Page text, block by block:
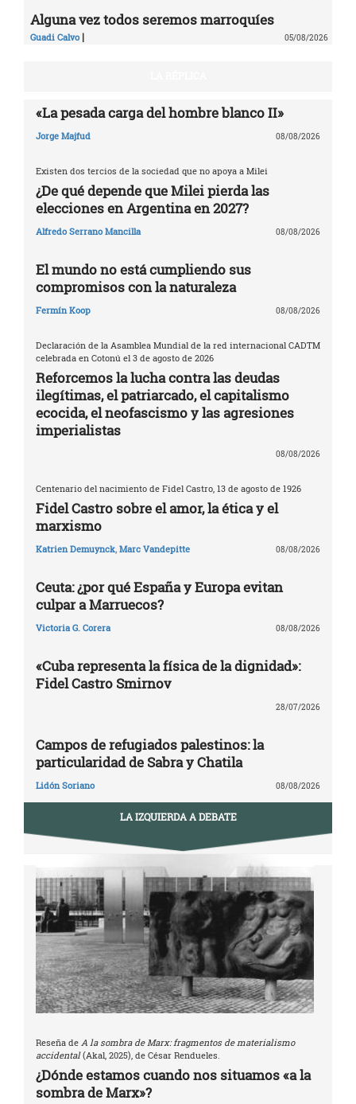
Alguna vez todos seremos marroquíes
Guadi Calvo | 05/08/2026
«La pesada carga del hombre blanco II»
Jorge Majfud 08/08/2026
Existen dos tercios de la sociedad que no apoya a Milei
¿De qué depende que Milei pierda las
elecciones en Argentina en 2027?
Alfredo Serrano Mancilla 08/08/2026
El mundo no está cumpliendo sus
compromisos con la naturaleza
Fermín Koop 08/08/2026
Declaración de la Asamblea Mundial de la red internacional CADTM
celebrada en Cotonú el 3 de agosto de 2026
Reforcemos la lucha contra las deudas
ilegítimas, el patriarcado, el capitalismo
ecocida, el neofascismo y las agresiones
imperialistas
08/08/2026
Centenario del nacimiento de Fidel Castro, 13 de agosto de 1926
Fidel Castro sobre el amor, la ética y el
marxismo
Katrien Demuynck, Marc Vandepitte 08/08/2026
Ceuta: ¿por qué España y Europa evitan
culpar a Marruecos?
Victoria G. Corera 08/08/2026
«Cuba representa la física de la dignidad»:
Fidel Castro Smirnov
28/07/2026
Campos de refugiados palestinos: la
particularidad de Sabra y Chatila
Lidón Soriano 08/08/2026
LA IZQUIERDA A DEBATE
Reseña de A la sombra de Marx: fragmentos de materialismo
accidental(Akal, 2025), de César Rendueles.
¿Dónde estamos cuando nos situamos «a la
sombra de Marx»?